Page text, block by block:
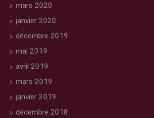
mars 2020
janvier 2020
décembre 2019
mai 2019
avril 2019
mars 2019
janvier 2019
décembre 2018